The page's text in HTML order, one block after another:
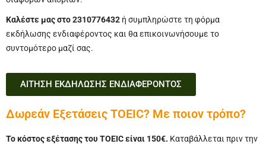
Καλέστε μας στο 2310776432 ή συμπληρώστε τη φόρμα
εκδήλωσης ενδιαφέροντος και θα επικοινωνήσουμε το
συντομότερο μαζί σας.
ΑΙΤΗΣΗ ΕΚΔΗΛΩΣΗΣ ΕΝΔΙΑΦΕΡΟΝΤΟΣ
Δωρεάν Εξετάσεις TOEIC? Με ποιον τρόπο?
Το κόστος εξέτασης του TOEIC είναι 150€. Καταβάλλεται πριν την